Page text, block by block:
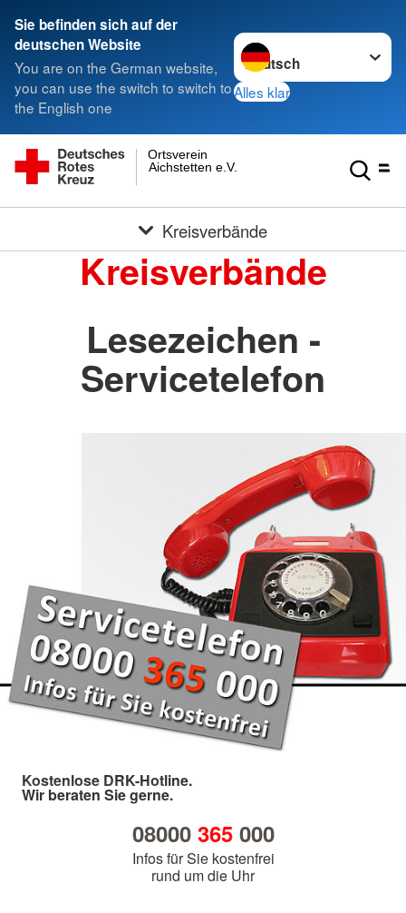
Sie befinden sich auf der
deutschen Website
You are on the German website,
you can use the switch to switch to
the English one
Sprache wechseln zu
Alles klar
Aichstetten e.V.
Ortsverein
Kreisverbände
Kreisverbände
Lesezeichen -
Servicetelefon
Kostenlose DRK-Hotline.
Wir beraten Sie gerne.
08000 365000
Infos für Sie kostenfrei
rund um die Uhr